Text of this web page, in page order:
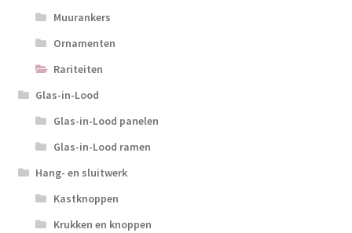
Muurankers
Ornamenten
Rariteiten
Glas-in-Lood
Glas-in-Lood panelen
Glas-in-Lood ramen
Hang- en sluitwerk
Kastknoppen
Krukken en knoppen